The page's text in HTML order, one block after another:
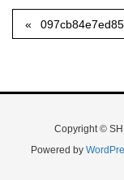
Copyright ©
Powered by